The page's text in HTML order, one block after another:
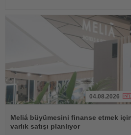
Oku
04.08.2026
Meliá büyümesini finanse etmek
varlık satışı planlıyor